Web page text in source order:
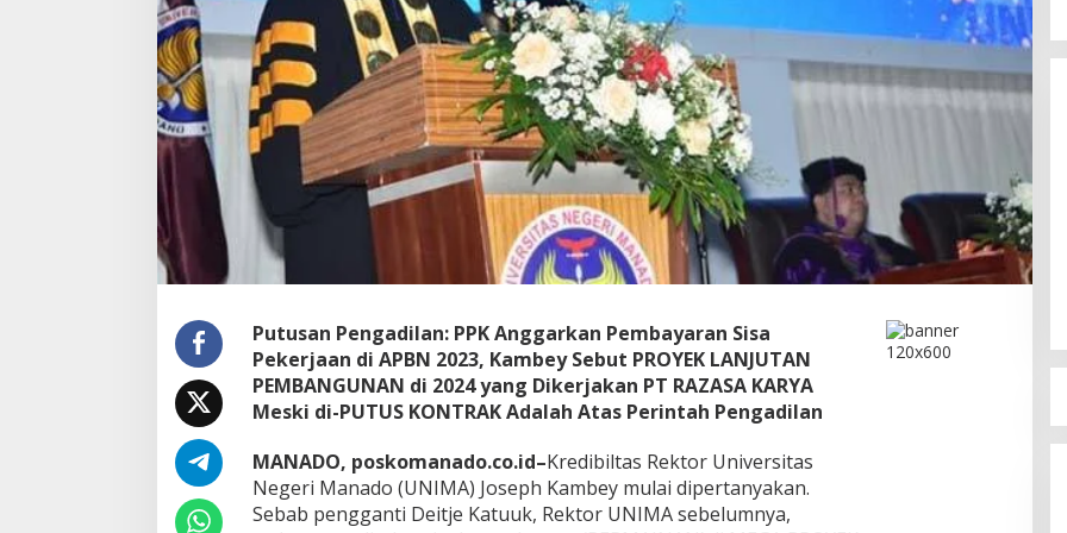
Putusan Pengadilan: PPK Anggarkan Pembayaran Sisa
Pekerjaan di APBN 2023, Kambey Sebut PROYEK LANJUTAN
PEMBANGUNAN di 2024 yang Dikerjakan PT RAZASA KARYA
Meski di-PUTUS KONTRAKAdalah Atas Perintah Pengadilan
MANADO, poskomanado.co.id–Kredibiltas Rektor Universitas
Negeri Manado (UNIMA) Joseph Kambey mulai dipertanyakan.
Sebab pengganti Deitje Katuuk, Rektor UNIMA sebelumnya,
Dugaan TIPIKOR PROYEK
PEMBANGUNAN RS PRATAMA
DAMAU Talaud Menyeret Nama
Anggota DPRD Minut
Di Berita, Daerah, Headline, Hukum & Kriminal,
Kejati Sulut, MANADO, Minahasa Utara,